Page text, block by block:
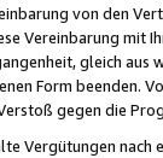
von den
Vereinbarung mit
gleich
Form beenden.
gegen die
Vergütungen